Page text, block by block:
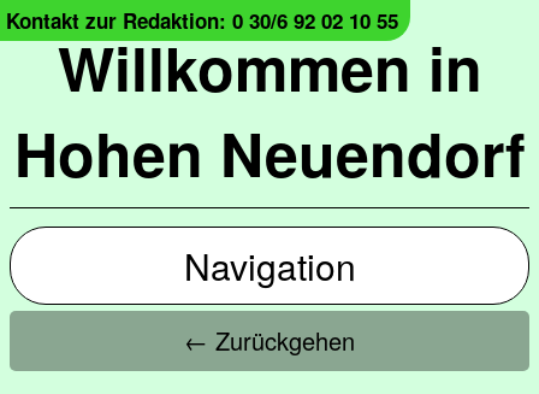
Willkommen in
Hohen Neuendorf
Kontakt zur Redaktion: 0 30/6 92 02 10 55
Navigation
← Zurückgehen